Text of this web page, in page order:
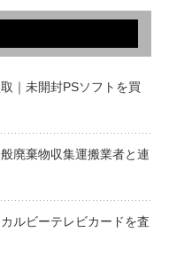
｜未開封PSソフトを買
廃棄物収集運搬業者と連
ルビーテレビカードを査